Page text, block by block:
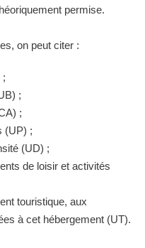
permise.
on peut citer :
;
;
;
(UP) ;
(UD) ;
de loisir et activités
touristique, aux
à cet hébergement (UT).